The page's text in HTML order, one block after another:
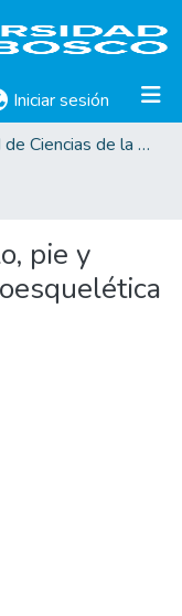
Iniciar sesión (current)
Facultad de Ciencias de la Rehabilitación
pie y